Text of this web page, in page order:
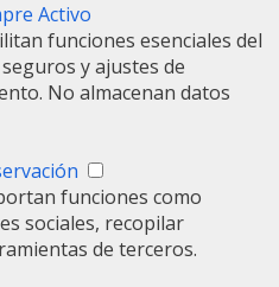
Activo
funciones esenciales del
y ajustes de
No almacenan datos
funciones como
sociales, recopilar
de terceros.